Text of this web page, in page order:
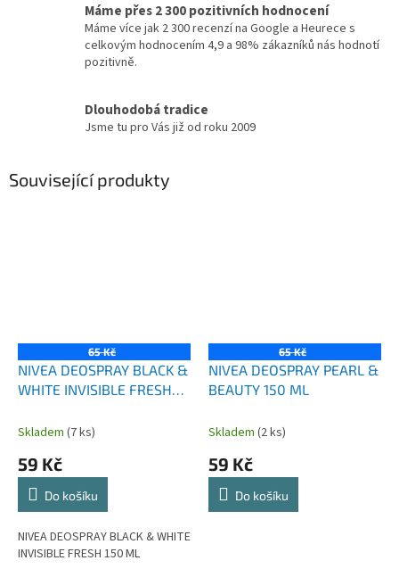
Máme přes 2 300 pozitivních hodnocení
Máme více jak 2 300 recenzí na Google a Heurece s
celkovým hodnocením 4,9 a 98% zákazníků nás hodnotí
pozitivně.
Dlouhodobá tradice
Jsme tu pro Vás již od roku 2009
Související produkty
65 Kč
NIVEA DEOSPRAY BLACK &
WHITE INVISIBLE FRESH
Skladem (7 ks)
59 Kč
Do košíku
NIVEA DEOSPRAY BLACK & WHITE
INVISIBLE FRESH 150 ML
65 Kč
NIVEA DEOSPRAY PEARL &
BEAUTY 150 ML
Skladem (2 ks)
59 Kč
Do košíku